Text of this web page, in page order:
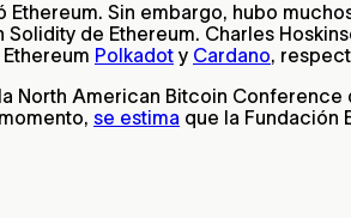
Sin embargo, hubo
de Ethereum. Charles
Polkadot y Cardano,
North American Bitcoin Conference
se estima que la Fundación